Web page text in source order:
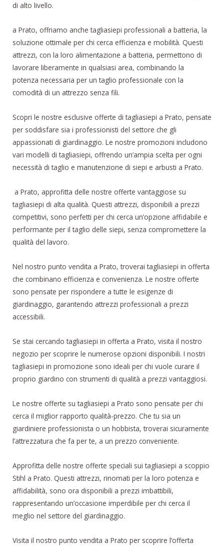
di alto livello.
a Prato, offriamo anche tagliasiepi professionali a batteria, la
soluzione ottimale per chi cerca efficienza e mobilità. Questi
attrezzi, con la loro alimentazione a batteria, permettono di
lavorare liberamente in qualsiasi area, combinando la
potenza necessaria per un taglio professionale con la
comodità di un attrezzo senza fili.
Scopri le nostre esclusive offerte di tagliasiepi a Prato, pensate
per soddisfare sia i professionisti del settore che gli
appassionati di giardinaggio. Le nostre promozioni includono
vari modelli di tagliasiepi, offrendo un’ampia scelta per ogni
necessità di taglio e manutenzione di siepi e arbusti a Prato.
a Prato, approfitta delle nostre offerte vantaggiose su
tagliasiepi di alta qualità. Questi attrezzi, disponibili a prezzi
competitivi, sono perfetti per chi cerca un’opzione affidabile e
performante per il taglio delle siepi, senza compromettere la
qualità del lavoro.
Nel nostro punto vendita a Prato, troverai tagliasiepi in offerta
che combinano efficienza e convenienza. Le nostre offerte
sono pensate per rispondere a tutte le esigenze di
giardinaggio, garantendo attrezzi professionali a prezzi
accessibili.
Se stai cercando tagliasiepi in offerta a Prato, visita il nostro
negozio per scoprire le numerose opzioni disponibili. I nostri
tagliasiepi in promozione sono ideali per chi vuole curare il
proprio giardino con strumenti di qualità a prezzi vantaggiosi.
Le nostre offerte su tagliasiepi a Prato sono pensate per chi
cerca il miglior rapporto qualità-prezzo. Che tu sia un
giardiniere professionista o un hobbista, troverai sicuramente
l’attrezzatura che fa per te, a un prezzo conveniente.
Approfitta delle nostre offerte speciali sui tagliasiepi a scoppio
Stihl a Prato. Questi attrezzi, rinomati per la loro potenza e
affidabilità, sono ora disponibili a prezzi imbattibili,
rappresentando un’occasione imperdibile per chi cerca il
meglio nel settore del giardinaggio.
Visita il nostro punto vendita a Prato per scoprire l’offerta